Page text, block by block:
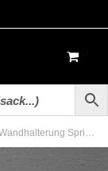
Springseile / Bänder